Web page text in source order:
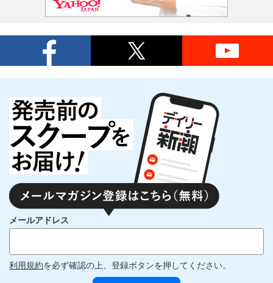
メールアドレス
利用規約を必ず確認の上、登録ボタンを押してください。